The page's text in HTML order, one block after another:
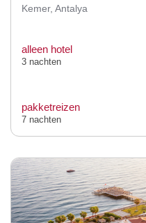
Kemer, Antalya
alleen hotel
3 nachten
pakketreizen
7 nachten